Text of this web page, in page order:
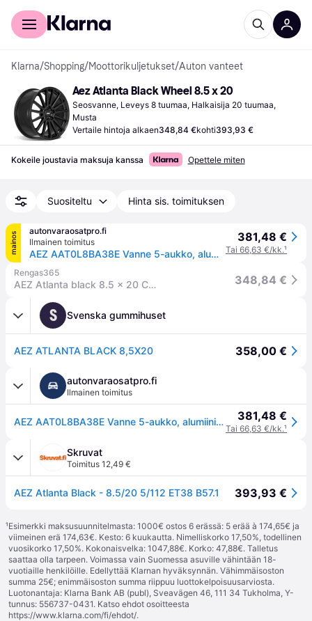
Kuluttajille
Klarna/Shopping/Moottorikuljetukset/Auton vanteet
Aez Atlanta Black Wheel 8.5 x 20
Seosvanne, Leveys 8 tuumaa, Halkaisija 20 tuumaa,
Musta
Vertaile hintoja alkaen348,84 €kohti393,93 €
Kokeile joustavia maksuja kanssa Opettele miten
Suositeltu Hinta sis. toimituksen
mainos
autonvaraosatpro.fi
Ilmainen toimitus
AEZ AAT0L8BA38E Vanne 5-aukko, alumiinivanne, 20tuumaa, musta
381,48 €
Tai 66,63 €/kk.¹
Rengas365
AEZ Atlanta black 8.5 x 20 CB57,10 ET38 5/112 348,84 €
S Svenska gummihuset
AEZ ATLANTA BLACK 8,5X20 358,00 €
autonvaraosatpro.fi
Ilmainen toimitus
AEZ AAT0L8BA38E Vanne 5-aukko, alumiinivanne, 20tuumaa, musta 381,48 €
Tai 66,63 €/kk.¹
Skruvat
Toimitus 12,49 €
AEZ Atlanta Black - 8.5/20 5/112 ET38 B57.1 393,93 €
¹Esimerkki maksusuunnitelmasta: 1000€ ostos 6 erässä: 5 erää à 174,65€ ja
viimeinen erä 174,63€. Kesto: 6 kuukautta. Nimelliskorko 17,50%, todellinen
vuosikorko 17,50%. Kokonaisvelka: 1047,88€. Korko: 47,88€. Talletus
saattaa olla tarpeen. Voimassa vain Suomessa asuville vähintään 18-
vuotiaille henkilöille. Edellyttää Klarnan hyväksynnän. Vähimmäisoston
summa 25€; enimmäisoston summa riippuu luottokelpoisuusarviosta.
Luotonantaja: Klarna Bank AB (publ), Sveavägen 46, 111 34 Tukholma, Y-
tunnus: 556737-0431. Katso ehdot osoitteesta
https://www.klarna.com/fi/ehdot/.